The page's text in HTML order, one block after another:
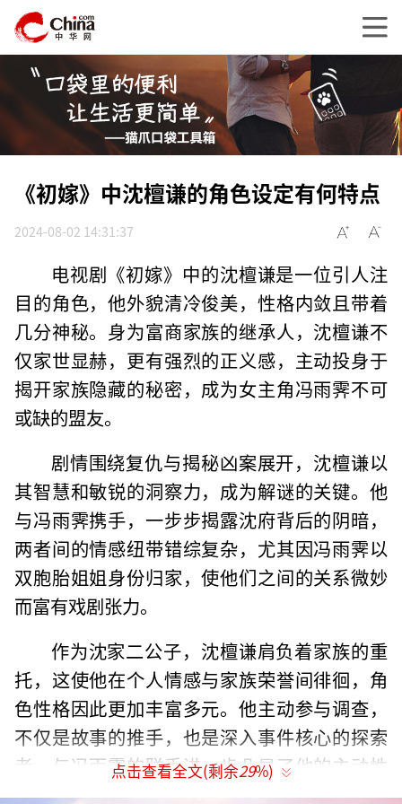
《初嫁》中沈檀谦的角色设定有何特点
2024-08-02 14:31:37
电视剧《初嫁》中的沈檀谦是一位引人注
目的角色，他外貌清冷俊美，性格内敛且带着
几分神秘。身为富商家族的继承人，沈檀谦不
仅家世显赫，更有强烈的正义感，主动投身于
揭开家族隐藏的秘密，成为女主角冯雨霁不可
或缺的盟友。
剧情围绕复仇与揭秘凶案展开，沈檀谦以
其智慧和敏锐的洞察力，成为解谜的关键。他
与冯雨霁携手，一步步揭露沈府背后的阴暗，
两者间的情感纽带错综复杂，尤其因冯雨霁以
双胞胎姐姐身份归家，使他们之间的关系微妙
而富有戏剧张力。
作为沈家二公子，沈檀谦肩负着家族的重
托，这使他在个人情感与家族荣誉间徘徊，角
色性格因此更加丰富多元。他主动参与调查，
不仅是故事的推手，也是深入事件核心的探索
者，与冯雨霁的联手进一步凸显了他的主动性
与重要性。
点击查看全文(剩余29%)